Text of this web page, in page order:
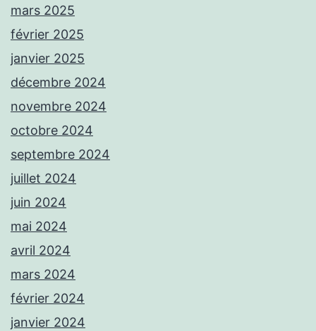
mars 2025
février 2025
janvier 2025
décembre 2024
novembre 2024
octobre 2024
septembre 2024
juillet 2024
juin 2024
mai 2024
avril 2024
mars 2024
février 2024
janvier 2024